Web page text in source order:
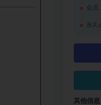
会员
永久
其他信息